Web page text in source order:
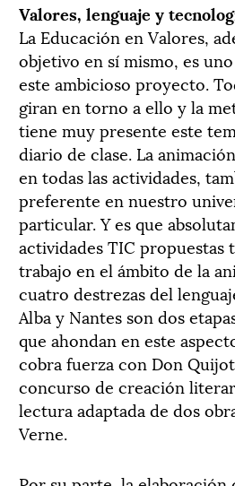
Valores, lenguaje y
La Educación en Valores,
objetivo en sí mismo, es
este ambicioso proyecto.
giran en torno a ello y la
tiene muy presente este
diario de clase. La
en todas las actividades,
preferente en nuestro
particular. Y es que
actividades TIC propuestas
trabajo en el ámbito de la
cuatro destrezas del
Alba y Nantes son dos
que ahondan en este
cobra fuerza con Don
concurso de creación
lectura adaptada de dos
Verne.